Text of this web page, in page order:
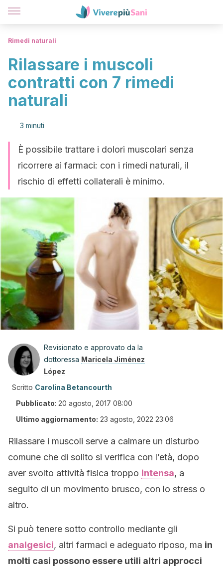
Rimedi naturali
Rilassare i muscoli
contratti con 7 rimedi
naturali
3 minuti
È possibile trattare i dolori muscolari senza
ricorrere ai farmaci: con i rimedi naturali, il
rischio di effetti collaterali è minimo.
Revisionato e approvato da la
dottoressa Maricela Jiménez
López
Scritto Carolina Betancourth
Pubblicato: 20 agosto, 2017 08:00
Ultimo aggiornamento: 23 agosto, 2022 23:06
Rilassare i muscoli serve a calmare un disturbo
comune che di solito si verifica con l’età, dopo
aver svolto attività fisica troppo intensa, a
seguito di un movimento brusco, con lo stress o
altro.
Si può tenere sotto controllo mediante gli
analgesici, altri farmaci e adeguato riposo, ma in
molti casi possono essere utili altri approcci